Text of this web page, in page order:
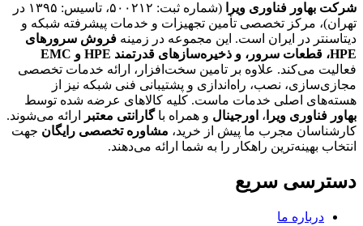
شرکت بهاور فناوری ویرا
(شماره ثبت: ۵۰۰۲۱۲، تاسیس: ۱۳۹۵ در
تهران)، مرکز تخصصی تأمین تجهیزات و خدمات پیشرفته شبکه و
دیتاسنتر در ایران است. این مجموعه در زمینه فروش سرورهای
HPE، قطعات سرور، و ذخیره‌سازهای قدرتمند HPE و EMC
فعالیت می‌کند. علاوه بر تامین سخت‌افزار، ارائه خدمات تخصصی
مجازی‌سازی، نصب، راه‌اندازی و پشتیبانی فنی شبکه نیز از
هسته‌های اصلی خدمات ماست. کلیه کالاهای عرضه شده توسط
بهاور فناوری ویرا ، اورجینال و همراه باگارانتی معتبر
ارائه می‌شوند.
کارشناسان مجرب ما پیش از خرید، مشاوره تخصصی رایگان جهت
انتخاب بهینه‌ترین راهکار را به شما ارائه می‌دهند.
دسترسی سریع
درباره ما